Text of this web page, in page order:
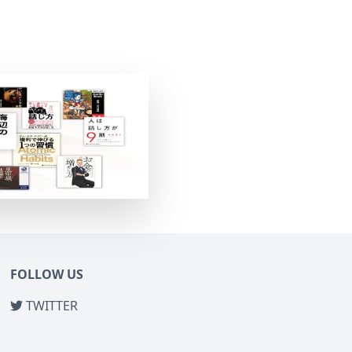
FOLLOW US
TWITTER